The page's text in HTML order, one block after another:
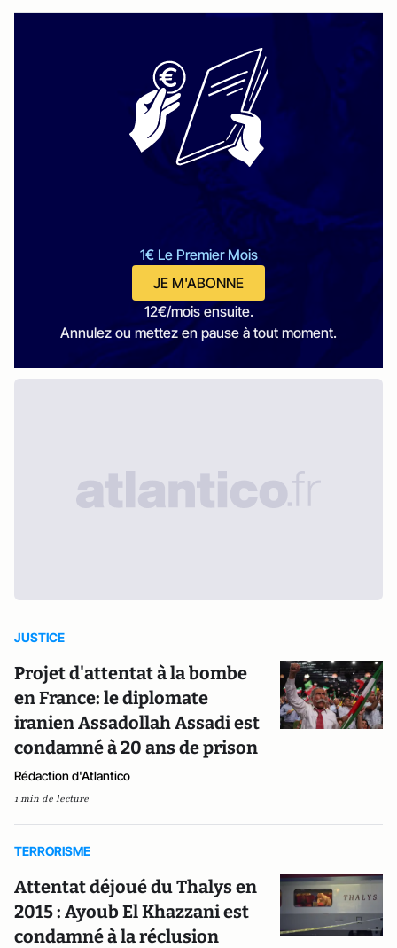
1€ Le Premier Mois
JE M'ABONNE
12€/mois ensuite.
Annulez ou mettez en pause à tout moment.
JUSTICE
Projet d'attentat à la bombe
en France: le diplomate
iranien Assadollah Assadi est
condamné à 20 ans de prison
Rédaction d'Atlantico
1 min de lecture
TERRORISME
Attentat déjoué du Thalys en
2015 : Ayoub El Khazzani est
condamné à la réclusion